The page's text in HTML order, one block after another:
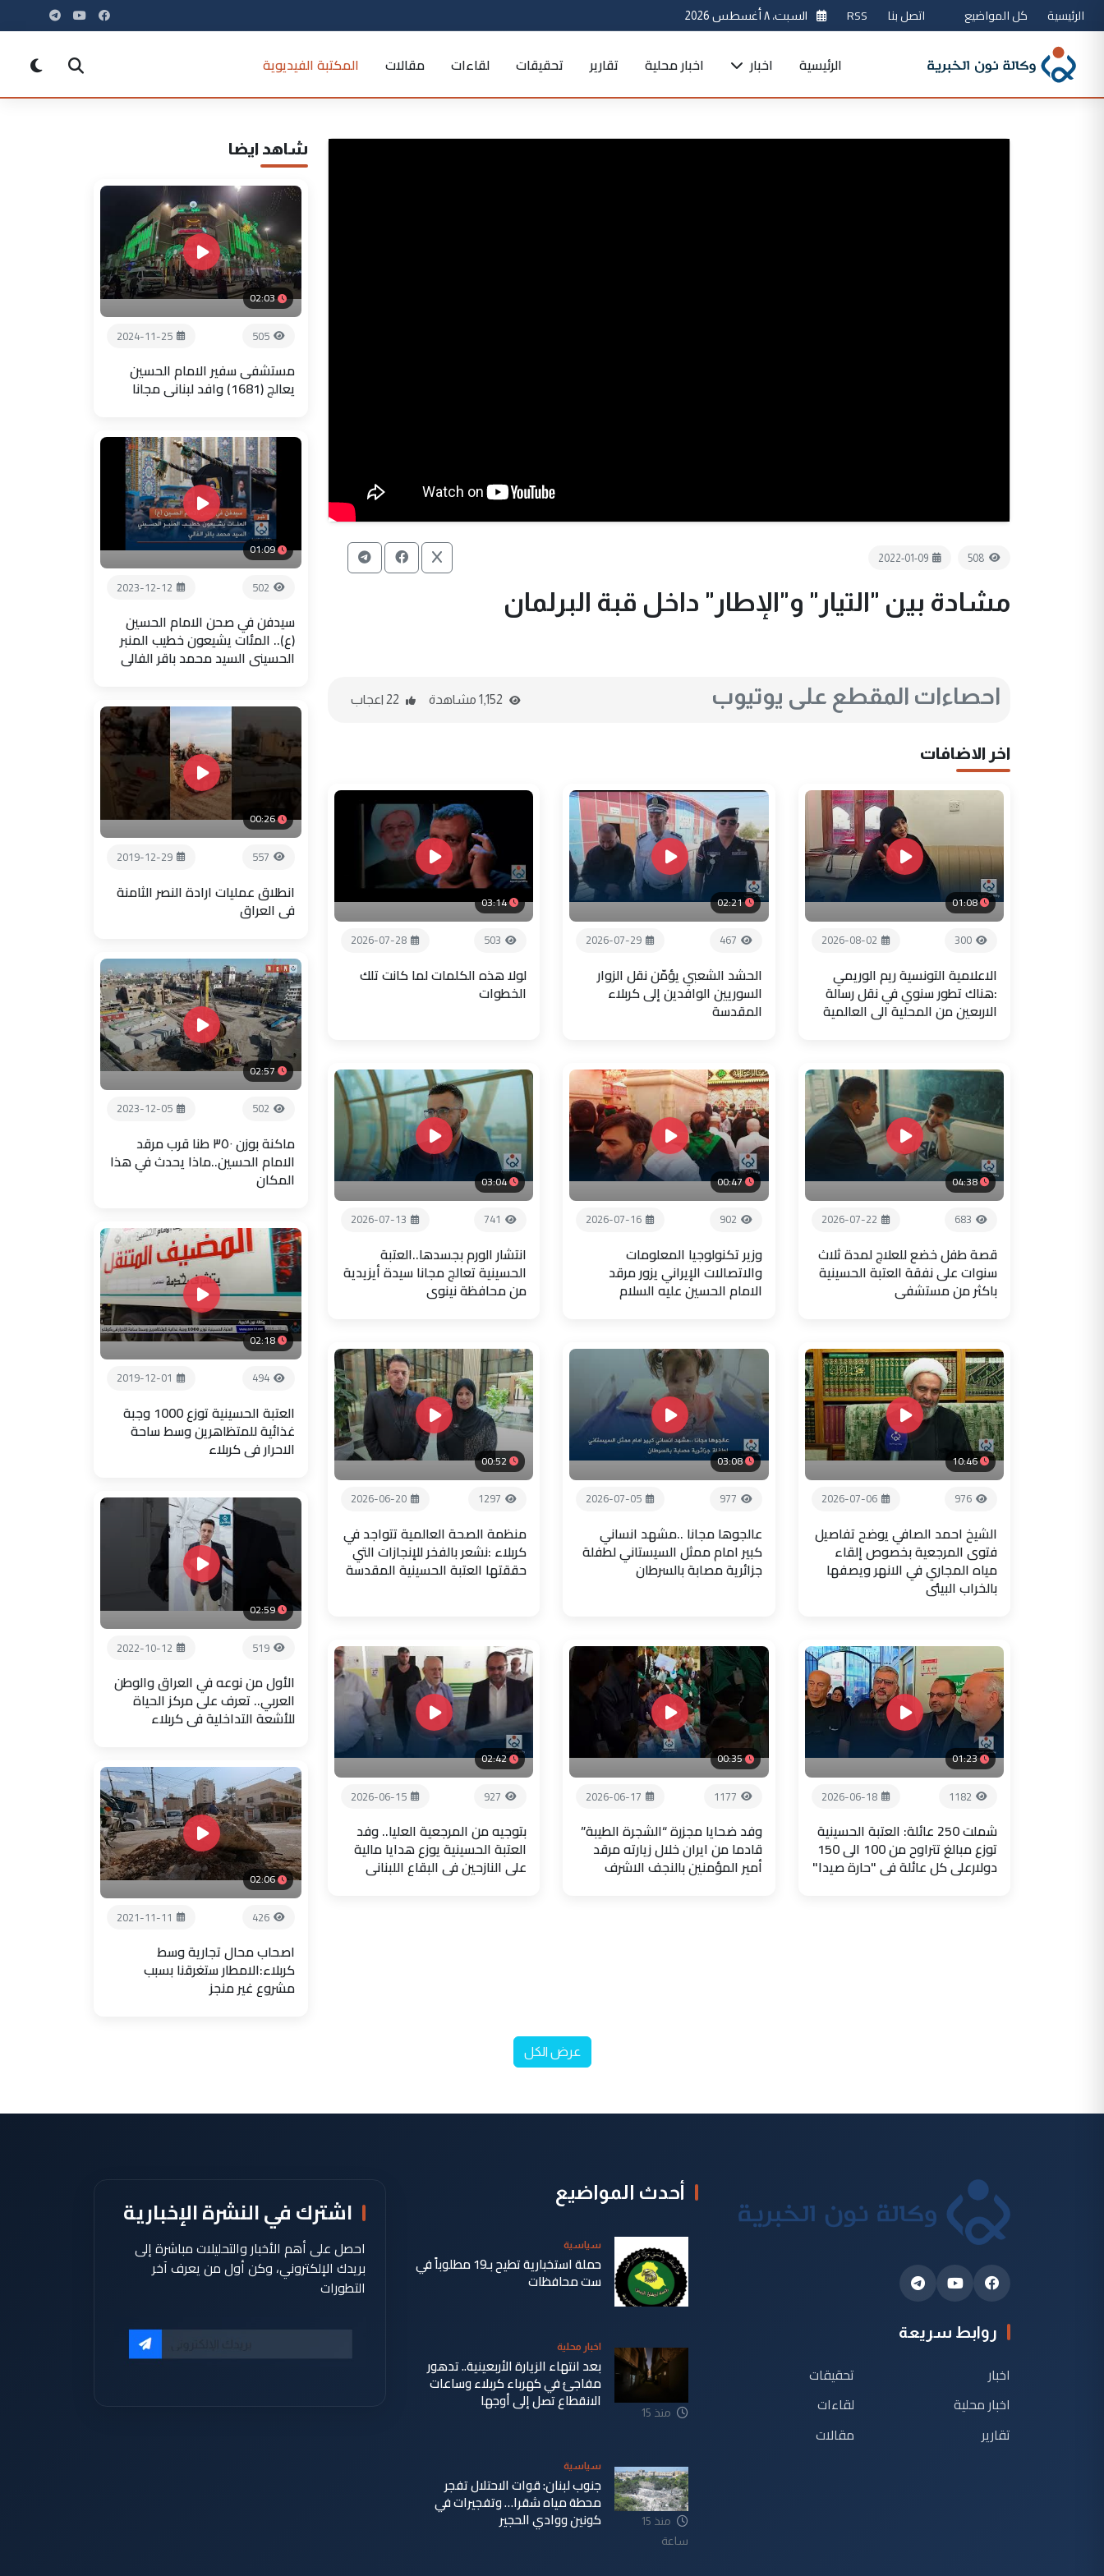
الرئيسية كل المواضيع اتصل بنا RSS السبت، ٨ أغسطس 2026
الرئيسية اخبار اخبار محلية تقارير تحقيقات لقاءات مقالات المكتبة الفيديوية
508
2022-01-09
مشادة بين "التيار" و"الإطار" داخل قبة البرلمان
احصاءات المقطع على يوتيوب
اخر الاضافات
01:08
300
2026-08-02
الاعلامية التونسية ريم الوريمي
:هناك تطور سنوي في نقل رسالة
الاربعين من المحلية الى العالمية
02:21
467
2026-07-29
الحشد الشعبي يؤمّن نقل الزوار
السوريين الوافدين إلى كربلاء
المقدسة
03:14
503
2026-07-28
لولا هذه الكلمات لما كانت تلك
الخطوات
04:38
683
2026-07-22
قصة طفل خضع للعلاج لمدة ثلاث
سنوات على نفقة العتبة الحسينية
باكثر من مستشفى
00:47
902
2026-07-16
وزير تكنولوجيا المعلومات
والاتصالات الإيراني يزور مرقد
الامام الحسين عليه السلام
03:04
741
2026-07-13
انتشار الورم بجسدها..العتبة
الحسينية تعالج مجانا سيدة أيزيدية
من محافظة نينوى
10:46
976
2026-07-06
الشيخ احمد الصافي يوضح تفاصيل
فتوى المرجعية بخصوص إلقاء
مياه المجاري في الانهر ويصفها
بالخراب البيئي
03:08
977
2026-07-05
عالجوها مجانا ..مشهد انساني
كبير امام ممثل السيستاني لطفلة
جزائرية مصابة بالسرطان
00:52
1297
2026-06-20
منظمة الصحة العالمية تتواجد في
كربلاء :نشعر بالفخر للإنجازات التي
حققتها العتبة الحسينية المقدسة
01:23
1182
2026-06-18
شملت 250 عائلة: العتبة الحسينية
توزع مبالغ تتراوح من 100 الى 150
دولارعلى كل عائلة في "حارة صيدا"
00:35
1177
2026-06-17
وفد ضحايا مجزرة “الشجرة الطيبة”
قادما من ايران خلال زيارته مرقد
أمير المؤمنين بالنجف الاشرف
02:42
927
2026-06-15
بتوجيه من المرجعية العليا.. وفد
العتبة الحسينية يوزع هدايا مالية
على النازحين في البقاع اللبناني
شاهد ايضا
02:03
505
2024-11-25
مستشفى سفير الامام الحسين
يعالج (1681) وافد لبناني مجانا
01:09
502
2023-12-12
سيدفن في صحن الامام الحسين
(ع).. المئات يشيعون خطيب المنبر
الحسيني السيد محمد باقر الفالي
00:26
557
2019-12-29
انطلاق عمليات ارادة النصر الثامنة
في العراق
02:57
502
2023-12-05
ماكنة بوزن ٣٥٠ طنا قرب مرقد
الامام الحسين..ماذا يحدث في هذا
المكان
02:18
494
2019-12-01
العتبة الحسينية توزع 1000 وجبة
غذائية للمتظاهرين وسط ساحة
الاحرار في كربلاء
02:59
519
2022-10-12
الأول من نوعه في العراق والوطن
العربي.. تعرف على مركز الحياة
للأشعة التداخلية في كربلاء
02:06
426
2021-11-11
اصحاب محال تجارية وسط
كربلاء:الامطار ستغرقنا بسبب
مشروع غير منجز
عرض الكل
روابط سريعة
اخبار
اخبار محلية
تقارير
تحقيقات
لقاءات
مقالات
أحدث المواضيع
دقيقة
سياسية
حملة استخبارية تطيح بـ19 مطلوباً في
ست محافظات
منذ 15
اخبار محلية
بعد انتهاء الزيارة الأربعينية.. تدهور
مفاجئ في كهرباء كربلاء وساعات
الانقطاع تصل إلى أوجها
منذ 15
ساعة
سياسية
جنوب لبنان: قوات الاحتلال تفجر
محطة مياه شقرا… وتفجيرات في
كونين ووادي الحجير
اشترك في النشرة الإخبارية
احصل على أهم الأخبار والتحليلات مباشرة إلى
بريدك الإلكتروني، وكن أول من يعرف آخر
التطورات